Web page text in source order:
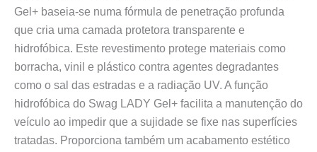
Gel+ baseia-se numa fórmula de penetração profunda
que cria uma camada protetora transparente e
hidrofóbica. Este revestimento protege materiais como
borracha, vinil e plástico contra agentes degradantes
como o sal das estradas e a radiação UV. A função
hidrofóbica do Swag LADY Gel+ facilita a manutenção do
veículo ao impedir que a sujidade se fixe nas superfícies
tratadas. Proporciona também um acabamento estético